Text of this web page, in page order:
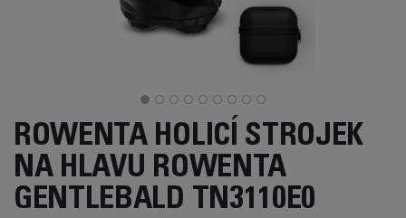
ROWENTA HOLICÍ STROJEK
NA HLAVU ROWENTA
GENTLEBALD TN3110E0